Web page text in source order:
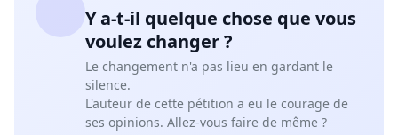
Y a-t-il quelque chose que vous
voulez changer ?
Le changement n'a pas lieu en gardant le
silence.
L'auteur de cette pétition a eu le courage de
ses opinions. Allez-vous faire de même ?